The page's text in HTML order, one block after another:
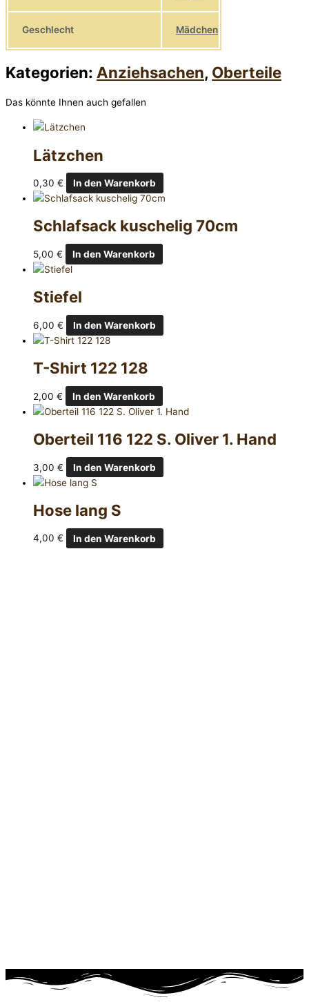
Geschlecht Mädchen
Kategorien: Anziehsachen, Oberteile
Das könnte Ihnen auch gefallen
Lätzchen
0,30 € In den Warenkorb
Schlafsack kuschelig 70cm
5,00 € In den Warenkorb
Stiefel
6,00 € In den Warenkorb
T-Shirt 122 128
2,00 € In den Warenkorb
Oberteil 116 122 S. Oliver 1. Hand
3,00 € In den Warenkorb
Hose lang S
4,00 € In den Warenkorb